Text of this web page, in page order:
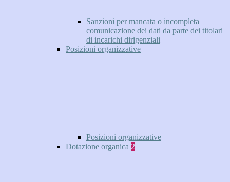
Sanzioni per mancata o incompleta
comunicazione dei dati da parte dei titolari
di incarichi dirigenziali
Posizioni organizzative
Posizioni organizzative
Dotazione organica 2